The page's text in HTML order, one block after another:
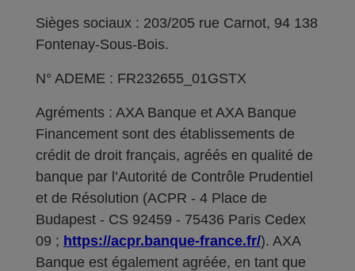
Sièges sociaux : 203/205 rue Carnot, 94 138
Fontenay-Sous-Bois.
N° ADEME : FR232655_01GSTX
Agréments : AXA Banque et AXA Banque
Financement sont des établissements de
crédit de droit français, agréés en qualité de
banque par l’Autorité de Contrôle Prudentiel
et de Résolution (ACPR - 4 Place de
Budapest - CS 92459 - 75436 Paris Cedex
09 ; https://acpr.banque-france.fr/). AXA
Banque est également agréée, en tant que